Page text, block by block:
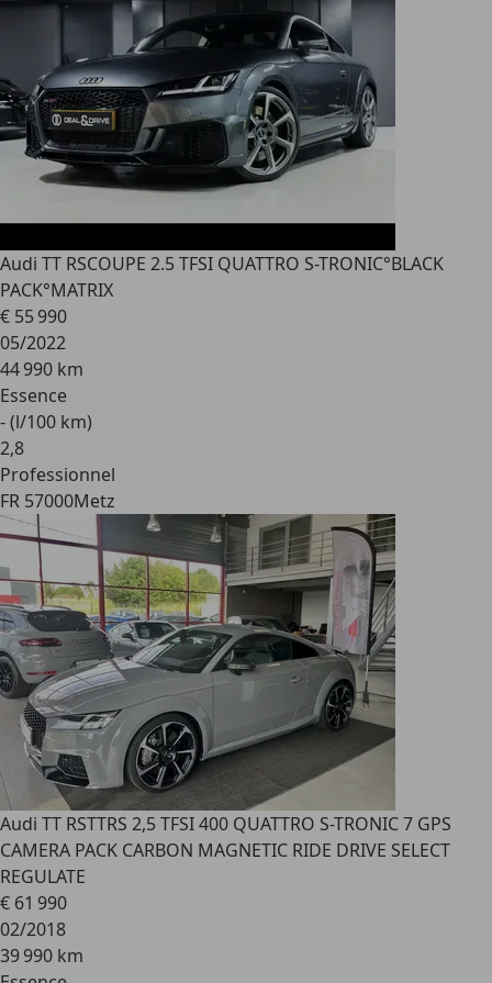
Audi TT RSCOUPE 2.5 TFSI QUATTRO S-TRONIC°BLACK
PACK°MATRIX
€ 55 990
05/2022
44 990 km
Essence
- (l/100 km)
2,8
Professionnel
FR 57000Metz
Audi TT RSTTRS 2,5 TFSI 400 QUATTRO S-TRONIC 7 GPS
CAMERA PACK CARBON MAGNETIC RIDE DRIVE SELECT
REGULATE
€ 61 990
02/2018
39 990 km